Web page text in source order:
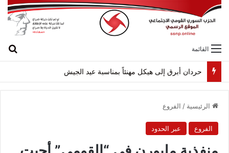
القائمة
الرئيسية / الفروع
الفروع عبر الحدود